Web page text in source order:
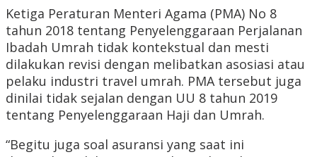
Ketiga Peraturan Menteri Agama (PMA) No 8
tahun 2018 tentang Penyelenggaraan Perjalanan
Ibadah Umrah tidak kontekstual dan mesti
dilakukan revisi dengan melibatkan asosiasi atau
pelaku industri travel umrah. PMA tersebut juga
dinilai tidak sejalan dengan UU 8 tahun 2019
tentang Penyelenggaraan Haji dan Umrah.
“Begitu juga soal asuransi yang saat ini